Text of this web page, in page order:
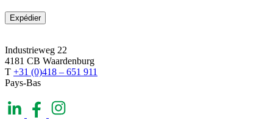
Industrieweg 22
4181 CB Waardenburg
T +31 (0)418 – 651 911
Pays-Bas